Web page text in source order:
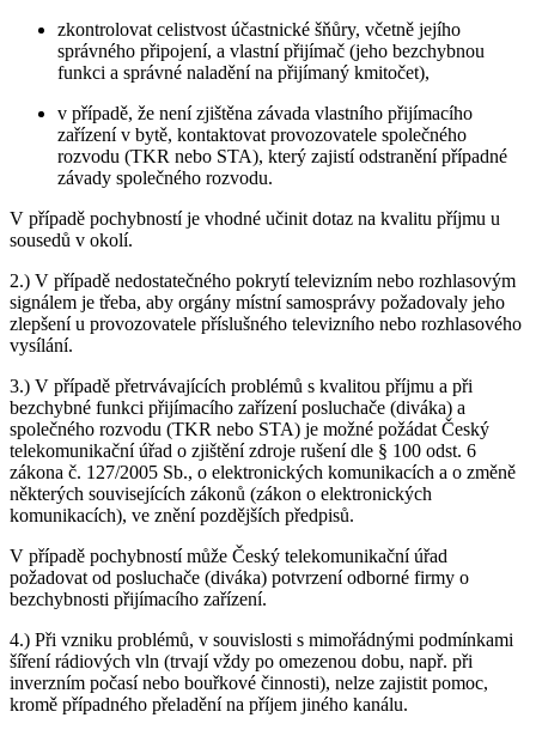
zkontrolovat celistvost účastnické šňůry, včetně jejího
správného připojení, a vlastní přijímač (jeho bezchybnou
funkci a správné naladění na přijímaný kmitočet),
v případě, že není zjištěna závada vlastního přijímacího
zařízení v bytě, kontaktovat provozovatele společného
rozvodu (TKR nebo STA), který zajistí odstranění případné
závady společného rozvodu.
V případě pochybností je vhodné učinit dotaz na kvalitu příjmu u
sousedů v okolí.
2.) V případě nedostatečného pokrytí televizním nebo rozhlasovým
signálem je třeba, aby orgány místní samosprávy požadovaly jeho
zlepšení u provozovatele příslušného televizního nebo rozhlasového
vysílání.
3.) V případě přetrvávajících problémů s kvalitou příjmu a při
bezchybné funkci přijímacího zařízení posluchače (diváka) a
společného rozvodu (TKR nebo STA) je možné požádat Český
telekomunikační úřad o zjištění zdroje rušení dle § 100 odst. 6
zákona č. 127/2005 Sb., o elektronických komunikacích a o změně
některých souvisejících zákonů (zákon o elektronických
komunikacích), ve znění pozdějších předpisů.
V případě pochybností může Český telekomunikační úřad
požadovat od posluchače (diváka) potvrzení odborné firmy o
bezchybnosti přijímacího zařízení.
4.) Při vzniku problémů, v souvislosti s mimořádnými podmínkami
šíření rádiových vln (trvají vždy po omezenou dobu, např. při
inverzním počasí nebo bouřkové činnosti), nelze zajistit pomoc,
kromě případného přeladění na příjem jiného kanálu.